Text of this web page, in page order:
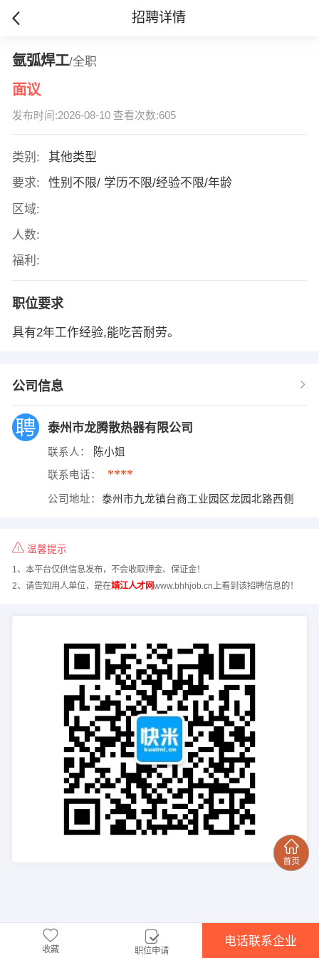
招聘详情
氩弧焊工/全职
面议
发布时间:2026-08-10 查看次数:605
类别:
其他类型
要求:
性别不限/ 学历不限/经验不限/年龄
区域:
人数:
福利:
职位要求
具有2年工作经验,能吃苦耐劳。
公司信息
泰州市龙腾散热器有限公司
联系人： 陈小姐
联系电话： ****
公司地址： 泰州市九龙镇台商工业园区龙园北路西侧
温馨提示
1、本平台仅供信息发布，不会收取押金、保证金！
2、请告知用人单位，是在靖江人才网www.bhhjob.cn上看到该招聘信息的！
收藏 职位申请
电话联系企业